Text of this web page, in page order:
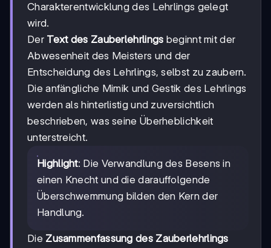
Charakterentwicklung des Lehrlings gelegt
wird.
Der Text des Zauberlehrlings beginnt mit der
Abwesenheit des Meisters und der
Entscheidung des Lehrlings, selbst zu zaubern.
Die anfängliche Mimik und Gestik des Lehrlings
werden als hinterlistig und zuversichtlich
beschrieben, was seine Überheblichkeit
unterstreicht.
Highlight: Die Verwandlung des Besens in
einen Knecht und die darauffolgende
Überschwemmung bilden den Kern der
Handlung.
Die Zusammenfassung des Zauberlehrlings